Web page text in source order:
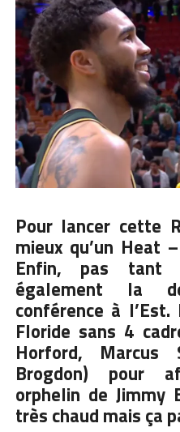
Pour lancer cette
mieux qu’un Heat
Enfin, pas tant
également la
conférence à
Floride sans 4
Horford,
Brogdon) pour
orphelin de
très chaud mais ça